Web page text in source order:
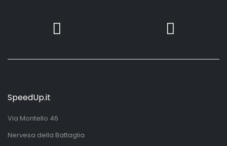
SpeedUp.it
Via Montello 46
Nervesa della Battaglia